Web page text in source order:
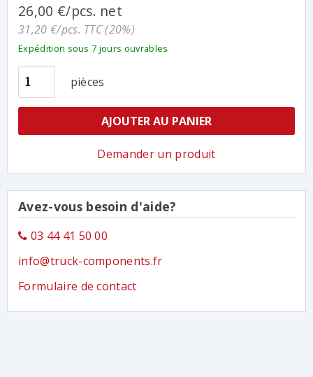
26,00 €/pcs. net
31,20 €/pcs. TTC (20%)
Expédition sous 7 jours ouvrables
pièces
AJOUTER AU PANIER
Demander un produit
Avez-vous besoin d'aide?
03 44 41 50 00
info@truck-components.fr
Formulaire de contact